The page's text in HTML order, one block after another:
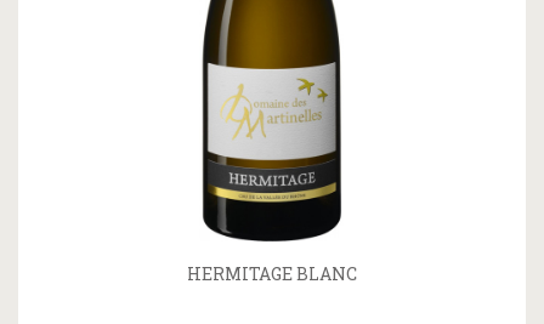
HERMITAGE BLANC